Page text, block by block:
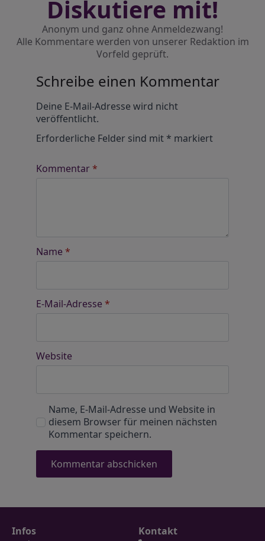
Diskutiere mit!
Anonym und ganz ohne Anmeldezwang!
Alle Kommentare werden von unserer Redaktion im
Vorfeld geprüft.
Schreibe einen Kommentar
Deine E-Mail-Adresse wird nicht
veröffentlicht.
Erforderliche Felder sind mit* markiert
Kommentar*
Name *
E-Mail-Adresse *
Website
Name, E-Mail-Adresse und Website in
diesem Browser für meinen nächsten
Kommentar speichern.
Infos Kontakt